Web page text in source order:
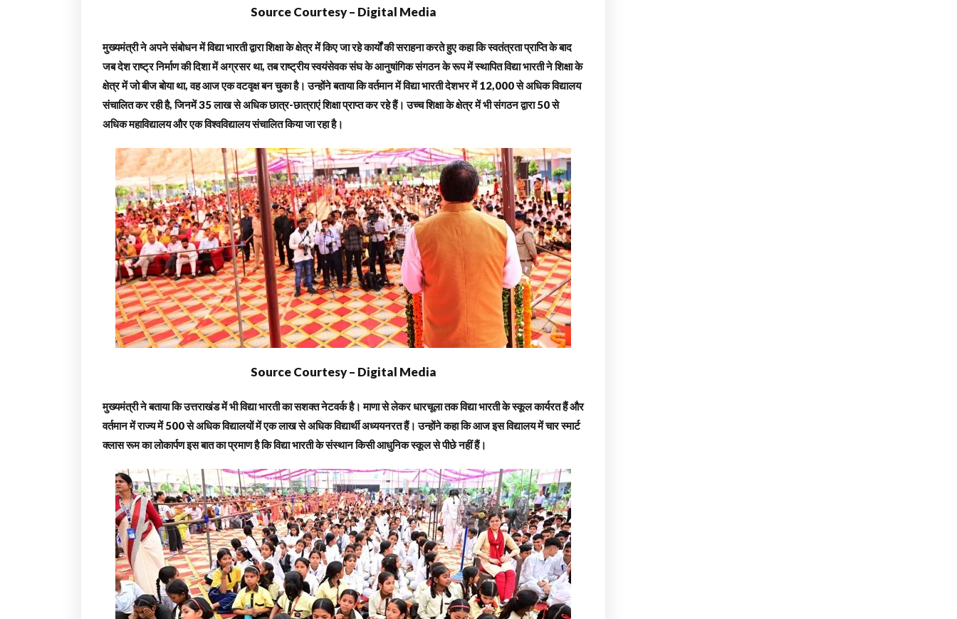
Source Courtesy – Digital Media
मुख्यमंत्री ने अपने संबोधन में विद्या भारती द्वारा शिक्षा के क्षेत्र में किए जा रहे कार्यों की सराहना करते हुए कहा कि स्वतंत्रता प्राप्ति के बाद
जब देश राष्ट्र निर्माण की दिशा में अग्रसर था, तब राष्ट्रीय स्वयंसेवक संघ के आनुषांगिक संगठन के रूप में स्थापित विद्या भारती ने शिक्षा के
क्षेत्र में जो बीज बोया था, वह आज एक वटवृक्ष बन चुका है। उन्होंने बताया कि वर्तमान में विद्या भारती देशभर में 12,000 से अधिक विद्यालय
संचालित कर रही है, जिनमें 35 लाख से अधिक छात्र-छात्राएं शिक्षा प्राप्त कर रहे हैं। उच्च शिक्षा के क्षेत्र में भी संगठन द्वारा 50 से
अधिक महाविद्यालय और एक विश्वविद्यालय संचालित किया जा रहा है।
Source Courtesy – Digital Media
मुख्यमंत्री ने बताया कि उत्तराखंड में भी विद्या भारती का सशक्त नेटवर्क है। माणा से लेकर धारचूला तक विद्या भारती के स्कूल कार्यरत हैं और
वर्तमान में राज्य में 500 से अधिक विद्यालयों में एक लाख से अधिक विद्यार्थी अध्ययनरत हैं। उन्होंने कहा कि आज इस विद्यालय में चार स्मार्ट
क्लास रूम का लोकार्पण इस बात का प्रमाण है कि विद्या भारती के संस्थान किसी आधुनिक स्कूल से पीछे नहीं हैं।